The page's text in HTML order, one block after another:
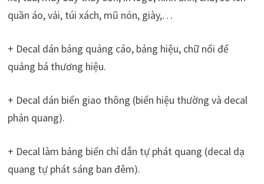
quần áo, vải, túi xách, mũ nón, giày,…
+ Decal dán bảng quảng cáo, bảng hiệu, chữ nổi để
quảng bá thương hiệu.
+ Decal dán biển giao thông (biển hiệu thường và decal
phản quang).
+ Decal làm bảng biển chỉ dẫn tự phát quang (decal dạ
quang tự phát sáng ban đêm).